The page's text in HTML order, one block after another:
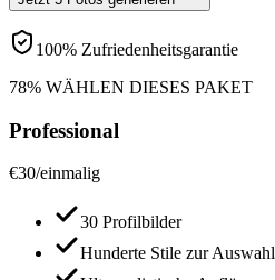
100% Zufriedenheitsgarantie
78% WÄHLEN DIESES PAKET
Professional
€30/einmalig
30 Profilbilder
Hunderte Stile zur Auswahl